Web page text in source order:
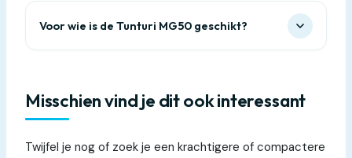
Voor wie is de Tunturi MG50 geschikt?
Misschien vind je dit ook interessant
Twijfel je nog of zoek je een krachtigere of compactere